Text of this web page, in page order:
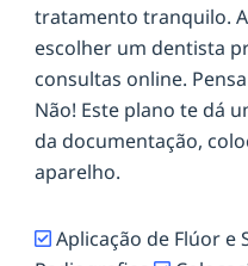
tratamento tranquilo.
escolher um dentista
consultas online.
Não! Este plano te dá
da documentação,
aparelho.
Aplicação de Flúor e